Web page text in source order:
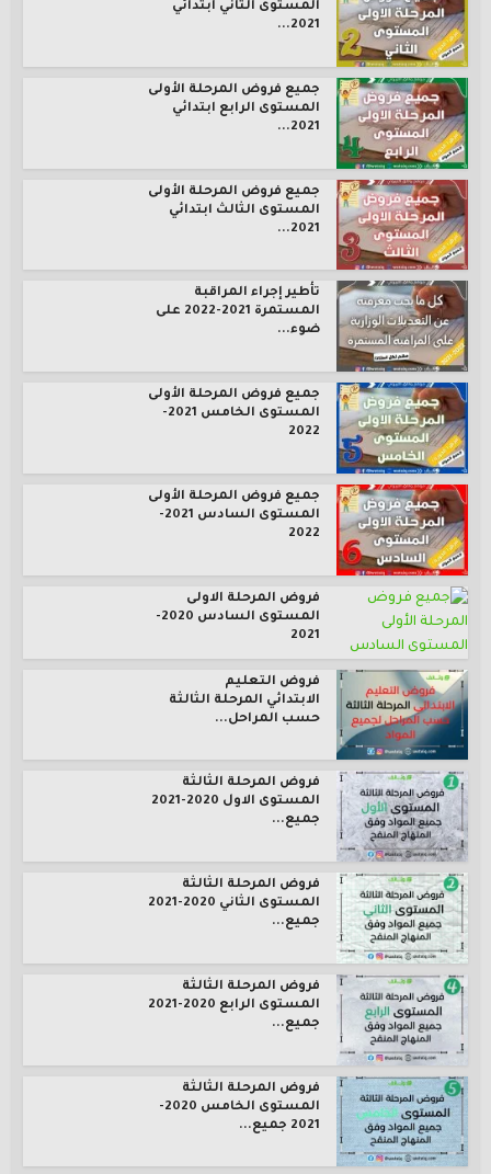
المستوى الثاني ابتدائي
2021...
جميع فروض المرحلة الأولى
المستوى الرابع ابتدائي
2021...
جميع فروض المرحلة الأولى
المستوى الثالث ابتدائي
2021...
تأطير إجراء المراقبة
المستمرة 2021-2022 على
ضوء...
جميع فروض المرحلة الأولى
المستوى الخامس 2021-
2022
جميع فروض المرحلة الأولى
المستوى السادس 2021-
2022
فروض المرحلة الاولى
المستوى السادس 2020-
2021
فروض التعليم
الابتدائي المرحلة الثالثة
حسب المراحل...
فروض المرحلة الثالثة
المستوى الاول 2020-2021
جميع...
فروض المرحلة الثالثة
المستوى الثاني 2020-2021
جميع...
فروض المرحلة الثالثة
المستوى الرابع 2020-2021
جميع...
فروض المرحلة الثالثة
المستوى الخامس 2020-
2021 جميع...